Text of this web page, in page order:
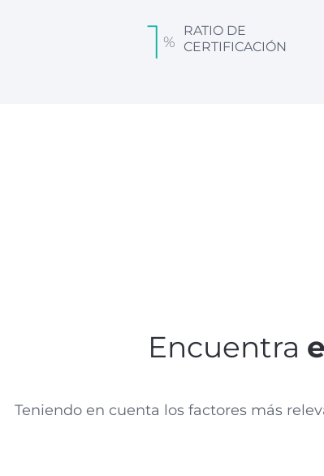
1 %
RATIO DE
CERTIFICACIÓN
Encuentra
Teniendo en cuenta los factores más